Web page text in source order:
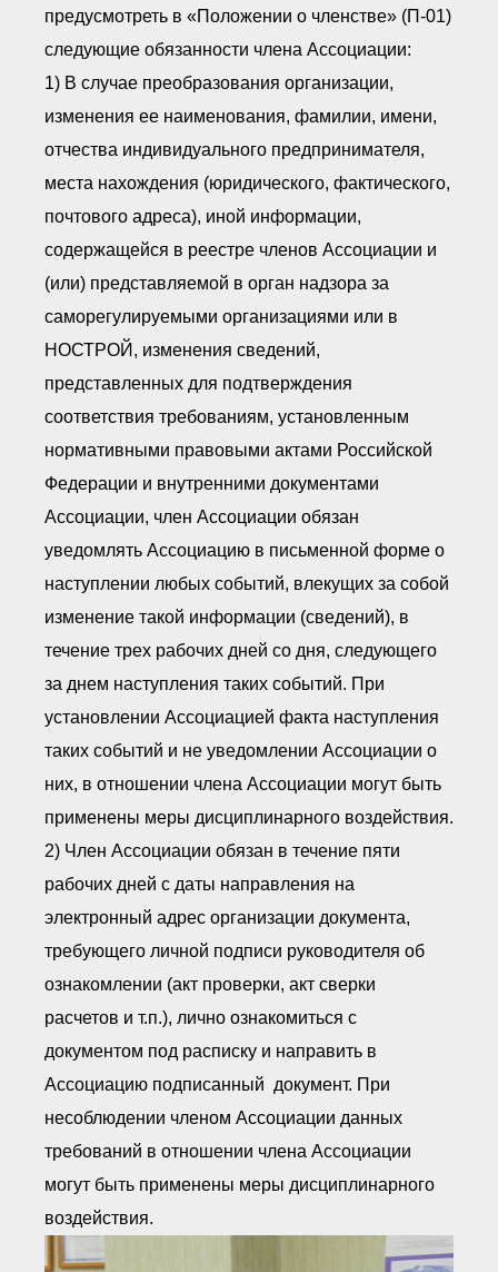
предусмотреть в «Положении о членстве» (П-01)
следующие обязанности члена Ассоциации:
1) В случае преобразования организации,
изменения ее наименования, фамилии, имени,
отчества индивидуального предпринимателя,
места нахождения (юридического, фактического,
почтового адреса), иной информации,
содержащейся в реестре членов Ассоциации и
(или) представляемой в орган надзора за
саморегулируемыми организациями или в
НОСТРОЙ, изменения сведений,
представленных для подтверждения
соответствия требованиям, установленным
нормативными правовыми актами Российской
Федерации и внутренними документами
Ассоциации, член Ассоциации обязан
уведомлять Ассоциацию в письменной форме о
наступлении любых событий, влекущих за собой
изменение такой информации (сведений), в
течение трех рабочих дней со дня, следующего
за днем наступления таких событий. При
установлении Ассоциацией факта наступления
таких событий и не уведомлении Ассоциации о
них, в отношении члена Ассоциации могут быть
применены меры дисциплинарного воздействия.
2) Член Ассоциации обязан в течение пяти
рабочих дней с даты направления на
электронный адрес организации документа,
требующего личной подписи руководителя об
ознакомлении (акт проверки, акт сверки
расчетов и т.п.), лично ознакомиться с
документом под расписку и направить в
Ассоциацию подписанный документ. При
несоблюдении членом Ассоциации данных
требований в отношении члена Ассоциации
могут быть применены меры дисциплинарного
воздействия.